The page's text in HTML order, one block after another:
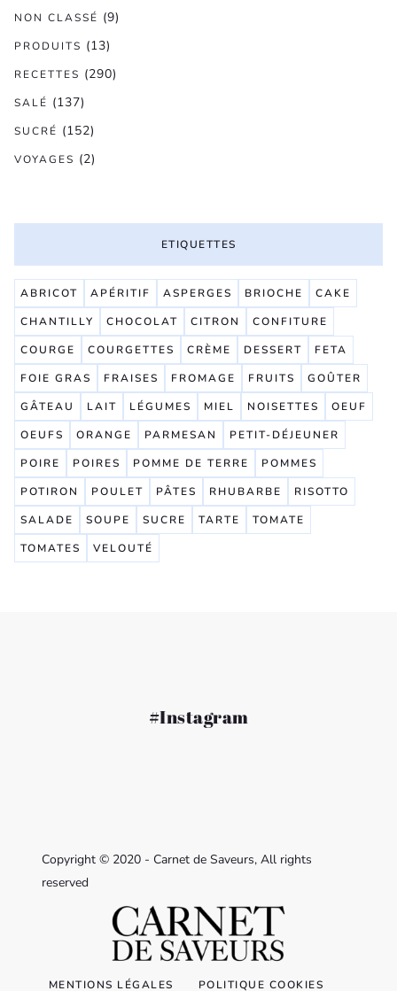
NON CLASSÉ (9)
PRODUITS (13)
RECETTES (290)
SALÉ (137)
SUCRÉ (152)
VOYAGES (2)
ETIQUETTES
ABRICOT APÉRITIF ASPERGES BRIOCHE
CAKE
CHANTILLY
CHOCOLAT CITRON
CONFITURE
COURGE
COURGETTES CRÈME DESSERT
FETA
FOIE GRAS
FRAISES FROMAGE FRUITS
GOÛTER
GÂTEAU
LAIT LÉGUMES MIEL NOISETTES
OEUF
OEUFS
ORANGE PARMESAN
PETIT-DÉJEUNER
POIRE
POIRES POMME DE TERRE
POMMES
POTIRON
POULET PÂTES RHUBARBE
RISOTTO
SALADE
SOUPE SUCRE TARTE
TOMATE
TOMATES
VELOUTÉ
#Instagram
Copyright © 2020 - Carnet de Saveurs, All rights
reserved
MENTIONS LÉGALES POLITIQUE COOKIES